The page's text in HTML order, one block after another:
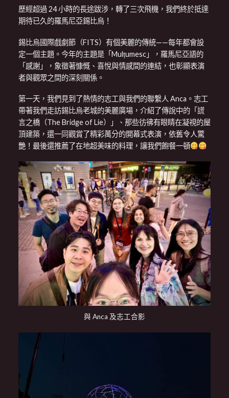
歷經超過 24 小時的長途跋涉，轉了三次飛機，我們終於抵達
期待已久的羅馬尼亞錫比烏！
錫比烏國際戲劇節（FITS）有個美麗的傳統——每年都會設
定一個主題。今年的主題是「Mulțumesc」，羅馬尼亞語的
「感謝」，象徵著慷慨、喜悅與情感間的連結，也彰顯表演
者與觀眾之間的深刻關係。
第一天，我們見到了熱情的志工與我們的聯繫人 Anca。志工
帶著我們走訪錫比烏老城的美麗廣場，介紹了傳說中的「謊
言之橋（The Bridge of Lie）」、那些彷彿有眼睛在凝視的屋
頂建築，還一同觀賞了精彩萬分的開幕式表演，依舊令人驚
艷！最後還推薦了在地超美味的料理，讓我們飽餐一頓
與 Anca 及志工合影